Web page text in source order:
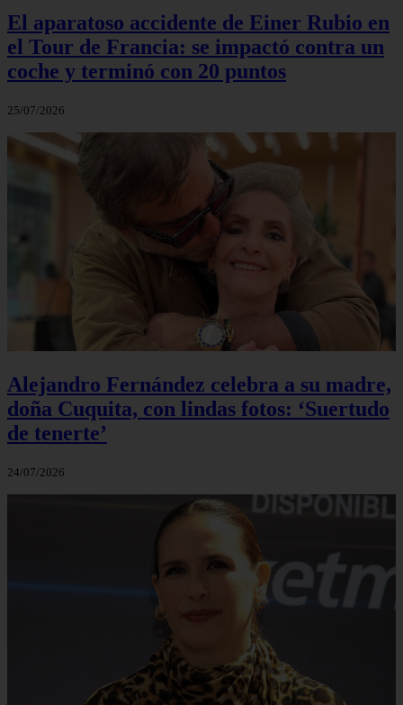
El aparatoso accidente de Einer Rubio en
el Tour de Francia: se impactó contra un
coche y terminó con 20 puntos
25/07/2026
Alejandro Fernández celebra a su madre,
doña Cuquita, con lindas fotos: ‘Suertudo
de tenerte’
24/07/2026